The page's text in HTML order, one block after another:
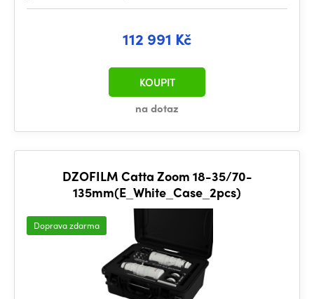
112 991 Kč
na dotaz
KOUPIT
DZOFILM Catta Zoom 18-35/70-
135mm(E_White_Case_2pcs)
Doprava zdarma